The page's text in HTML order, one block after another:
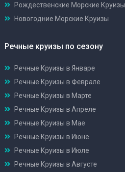
Рождественские Морские Круизы
Новогодние Морские Круизы
Речные круизы по сезону
Речные Круизы в Январе
Речные Круизы в Феврале
Речные Круизы в Марте
Речные Круизы в Апреле
Речные Круизы в Мае
Речные Круизы в Июне
Речные Круизы в Июле
Речные Круизы в Августе